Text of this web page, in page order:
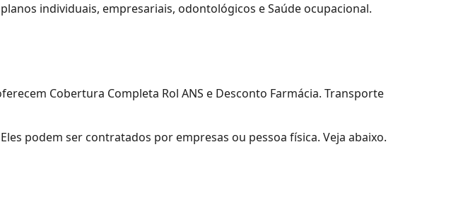
individuais, empresariais, odontológicos e Saúde ocupacional.
Cobertura Completa Rol ANS e Desconto Farmácia. Transporte
podem ser contratados por empresas ou pessoa física. Veja abaixo.